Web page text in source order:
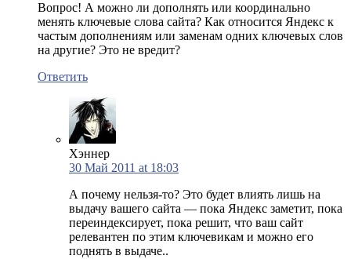
Вопрос! А можно ли дополнять или координально
менять ключевые слова сайта? Как относится Яндекс к
частым дополнениям или заменам одних ключевых слов
на другие? Это не вредит?
Ответить
Хэннер
30 Май 2011 at 18:03
А почему нельзя-то? Это будет влиять лишь на
выдачу вашего сайта — пока Яндекс заметит, пока
переиндексирует, пока решит, что ваш сайт
релевантен по этим ключевикам и можно его
поднять в выдаче..